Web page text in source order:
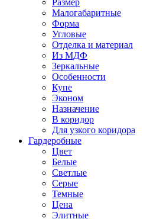
Размер
Малогабаритные
Форма
Угловые
Отделка и материал
Из МДФ
Зеркальные
Особенности
Купе
Эконом
Назначение
В коридор
Для узкого коридора
Гардеробные
Цвет
Белые
Светлые
Серые
Темные
Цена
Элитные